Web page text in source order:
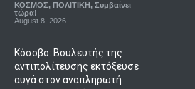
ΚΟΣΜΟΣ, ΠΟΛΙΤΙΚΗ, Συμβαίνει
τώρα!
August 8, 2026
Κόσοβο: Βουλευτής της
αντιπολίτευσης εκτόξευσε
αυγά στον αναπληρωτή